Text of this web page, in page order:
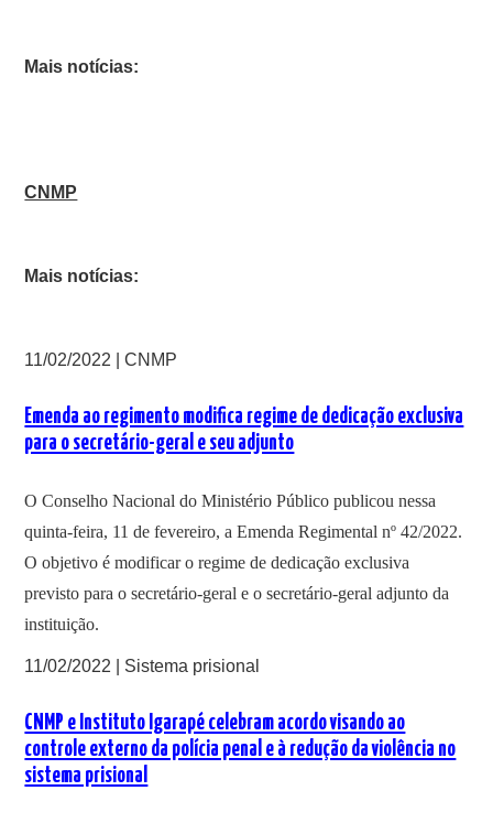
Mais notícias:
CNMP
Mais notícias:
11/02/2022 | CNMP
Emenda ao regimento modifica regime de dedicação exclusiva
para o secretário-geral e seu adjunto
O Conselho Nacional do Ministério Público publicou nessa
quinta-feira, 11 de fevereiro, a Emenda Regimental nº 42/2022.
O objetivo é modificar o regime de dedicação exclusiva
previsto para o secretário-geral e o secretário-geral adjunto da
instituição.
11/02/2022 | Sistema prisional
CNMP e Instituto Igarapé celebram acordo visando ao
controle externo da polícia penal e à redução da violência no
sistema prisional